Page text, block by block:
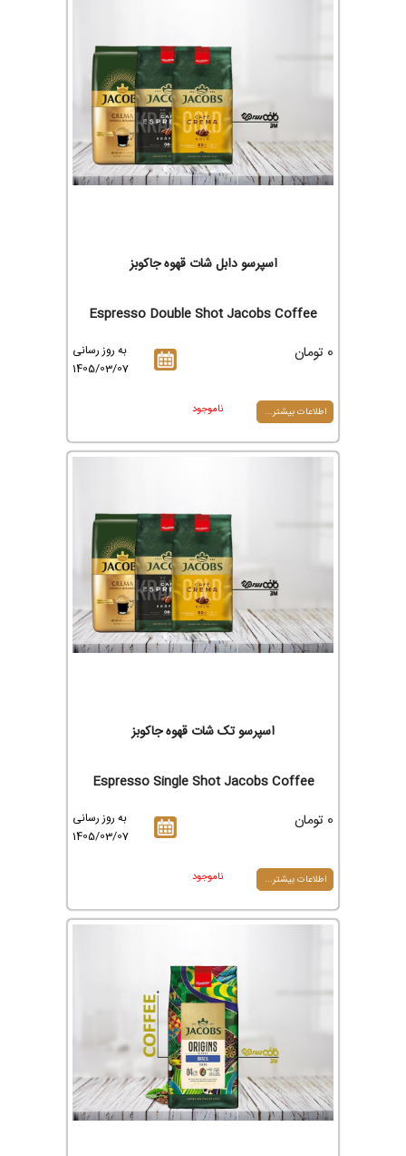
اسپرسو دابل شات قهوه جاکوبز
Espresso Double Shot Jacobs Coffee
به روز رسانی
1405/03/07
0 تومان
اطلاعات بیشتر... ناموجود
اسپرسو تک شات قهوه جاکوبز
Espresso Single Shot Jacobs Coffee
به روز رسانی
1405/03/07
0 تومان
اطلاعات بیشتر... ناموجود